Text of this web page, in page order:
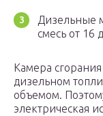
Дизельные
смесь от 16
Камера
дизельном
объемом.
электрическая